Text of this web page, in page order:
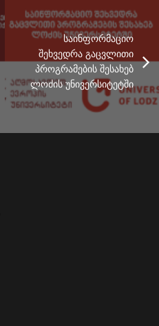
საინფორმაციო
შეხვედრა გაცვლითი
პროგრამების შესახებ
ლოძის უნივერსიტეტში